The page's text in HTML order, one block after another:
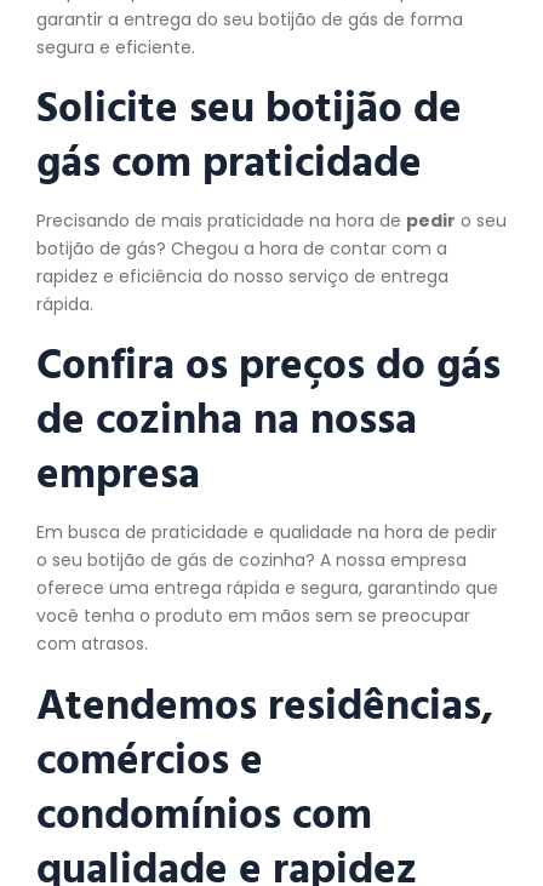
garantir a entrega do seu botijão de gás de forma
segura e eficiente.
Solicite seu botijão de
gás com praticidade
Precisando de mais praticidade na hora de pedir o seu
botijão de gás? Chegou a hora de contar com a
rapidez e eficiência do nosso serviço de entrega
rápida.
Confira os preços do gás
de cozinha na nossa
empresa
Em busca de praticidade e qualidade na hora de pedir
o seu botijão de gás de cozinha? A nossa empresa
oferece uma entrega rápida e segura, garantindo que
você tenha o produto em mãos sem se preocupar
com atrasos.
Atendemos residências,
comércios e
condomínios com
qualidade e rapidez